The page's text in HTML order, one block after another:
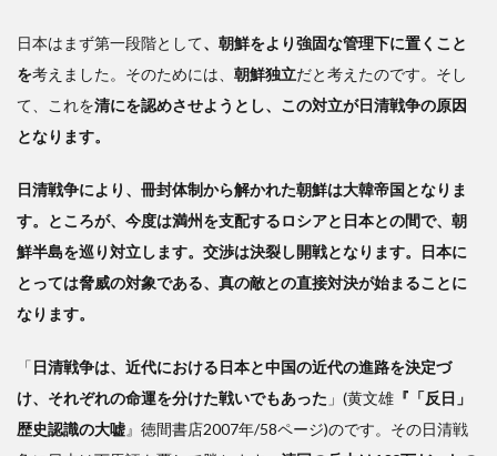
日本はまず第一段階として、朝鮮をより強固な管理下に置くこと
を考えました。そのためには、 朝鮮独立だと考えたのです。そし
て、これを清にを認めさせようとし、この対立が日清戦争の原因
となります。
日清戦争により、冊封体制から解かれた朝鮮は大韓帝国となりま
す。ところが、今度は満州を支配するロシアと日本との間で、朝
鮮半島を巡り対立します。交渉は決裂し開戦となります。日本に
とっては脅威の対象である、真の敵との直接対決が始まることに
なります。
「日清戦争は、近代における日本と中国の近代の進路を決定づ
け、それぞれの命運を分けた戦いでもあった 」(黄文雄 『「反日」
歴史認識の大嘘』徳間書店2007年/58ページ)のです。その日清戦